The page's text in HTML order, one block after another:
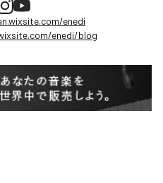
enedi
enedi/blog